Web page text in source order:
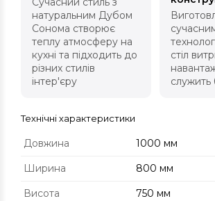
натуральним Дубом
Сонома створює
теплу атмосферу на
кухні та підходить до
різних стилів
інтер'єру
стіл
служить
Технічні характеристики
Довжина
1000 мм
Ширина
800 мм
Висота
750 мм